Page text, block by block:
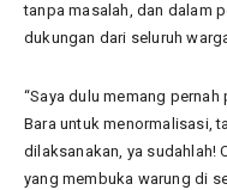
tanpa masalah, dan dalam
dukungan dari seluruh
“Saya dulu memang pernah
Bara untuk menormalisasi,
dilaksanakan, ya sudahlah!
yang membuka warung di